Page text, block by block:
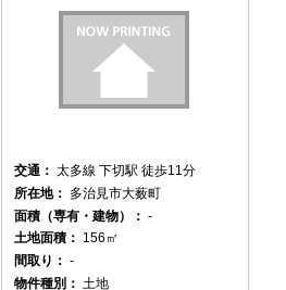
交通： 太多線 下切駅 徒歩11分
所在地： 多治見市大薮町
面積（専有・建物）： -
土地面積： 156㎡
間取り： -
物件種別： 土地